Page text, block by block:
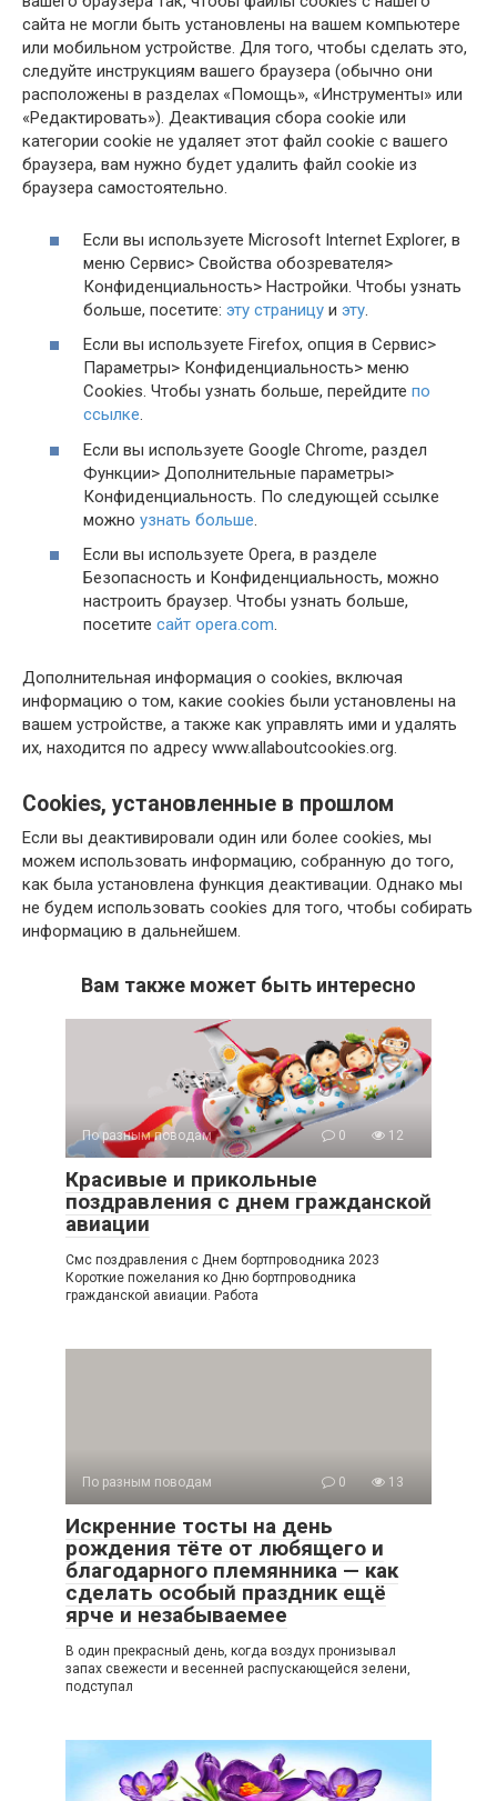
сайта не могли быть установлены на вашем компьютере
или мобильном устройстве. Для того, чтобы сделать это,
следуйте инструкциям вашего браузера (обычно они
расположены в разделах «Помощь», «Инструменты» или
«Редактировать»). Деактивация сбора cookie или
категории cookie не удаляет этот файл cookie с вашего
браузера, вам нужно будет удалить файл cookie из
браузера самостоятельно.
Если вы используете Microsoft Internet Explorer, в
меню Сервис> Свойства обозревателя>
Конфиденциальность> Настройки. Чтобы узнать
больше, посетите: эту страницу и эту
Если вы используете Firefox, опция в Сервис>
Параметры> Конфиденциальность> меню
Cookies. Чтобы узнать больше, перейдите по
ссылке.
Если вы используете Google Chrome, раздел
Функции> Дополнительные параметры>
Конфиденциальность. По следующей ссылке
можно узнать больше
Если вы используете Opera, в разделе
Безопасность и Конфиденциальность, можно
настроить браузер. Чтобы узнать больше,
посетите сайт opera.com.
Дополнительная информация о cookies, включая
информацию о том, какие cookies были установлены на
вашем устройстве, а также как управлять ими и удалять
их, находится по адресу www.allaboutcookies.org.
Cookies, установленные в прошлом
Если вы деактивировали один или более cookies, мы
можем использовать информацию, собранную до того,
как была установлена функция деактивации. Однако мы
не будем использовать cookies для того, чтобы собирать
информацию в дальнейшем.
Вам также может быть интересно
По разным поводам 0 12
Красивые и прикольные
поздравления с днем гражданской
авиации
Смс поздравления с Днем бортпроводника 2023
Короткие пожелания ко Дню бортпроводника
гражданской авиации. Работа
По разным поводам 0 13
Искренние тосты на день
рождения тёте от любящего и
благодарного племянника — как
сделать особый праздник ещё
ярче и незабываемее
В один прекрасный день, когда воздух пронизывал
запах свежести и весенней распускающейся зелени,
подступал